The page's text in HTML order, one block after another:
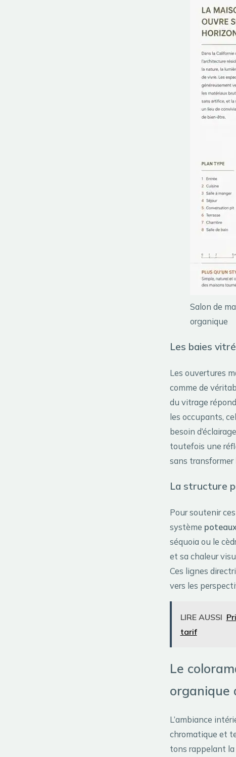
Salon de
organique
Les baies
Les ouvertures
comme de
du vitrage
les occupants,
besoin
toutefois une
sans transformer
La structure
Pour soutenir
système
séquoia ou le
et sa chaleur
Ces lignes
vers les
LIRE AUSSI
tarif
Le
organique
L’ambiance
chromatique et
tons rappelant la